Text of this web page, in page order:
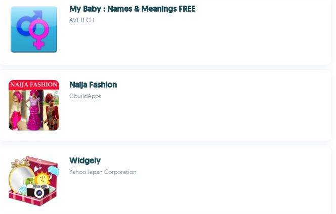
My Baby : Names & Meanings FREE
AVI TECH
Naija Fashion
GbuildApps
Widgely
Yahoo Japan Corporation